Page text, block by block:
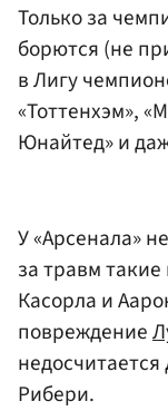
Только за
борются (не
в Лигу
«Тоттенхэм»,
Юнайтед» и
У «Арсенала»
за травм
Касорла и
повреждение
Рибери.